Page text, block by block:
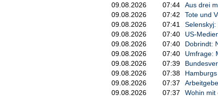
a) Beschreibung des
Art:         Anderes
Beschrei-    Call-
bung:        (ISIN
b) Art des Geschäfts
Einräumung (Verkauf)
Aktien; Fälligkeit
09.08.2026
07:44
Aus drei
09.08.2026
07:42
Tote und
09.08.2026
07:41
09.08.2026
07:40
US-
09.08.2026
07:40
Dobrindt:
09.08.2026
07:40
Umfrage:
09.08.2026
07:39
09.08.2026
07:38
09.08.2026
07:37
09.08.2026
07:37
Wohin mit